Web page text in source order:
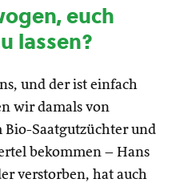
euch
lassen?
und der ist einfach
wir damals von
Bio-Saatgutzüchter und
bekommen – Hans
verstorben, hat auch